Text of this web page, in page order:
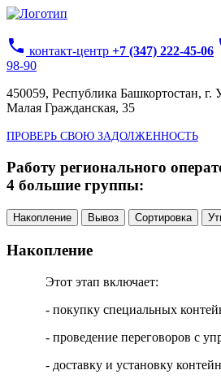
phone контакт-центр +7 (347) 222-45-06
98-90
450059, Республика Башкортостан, г.
Малая Гражданская, 35
ПРОВЕРЬ СВОЮ ЗАДОЛЖЕННОСТЬ
Работу регионального
4 большие группы:
Накопление Вывоз Сортировка
Накопление
Этот этап включает:
- покупку специальных
- проведение переговоров с
- доставку и установку